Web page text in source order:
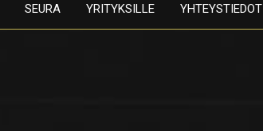
SEURA YRITYKSILLE YHTEYSTIEDOT